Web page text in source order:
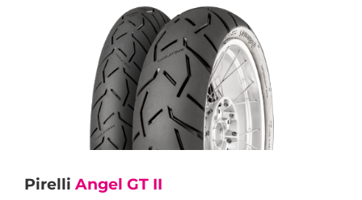
Pirelli Angel GT II